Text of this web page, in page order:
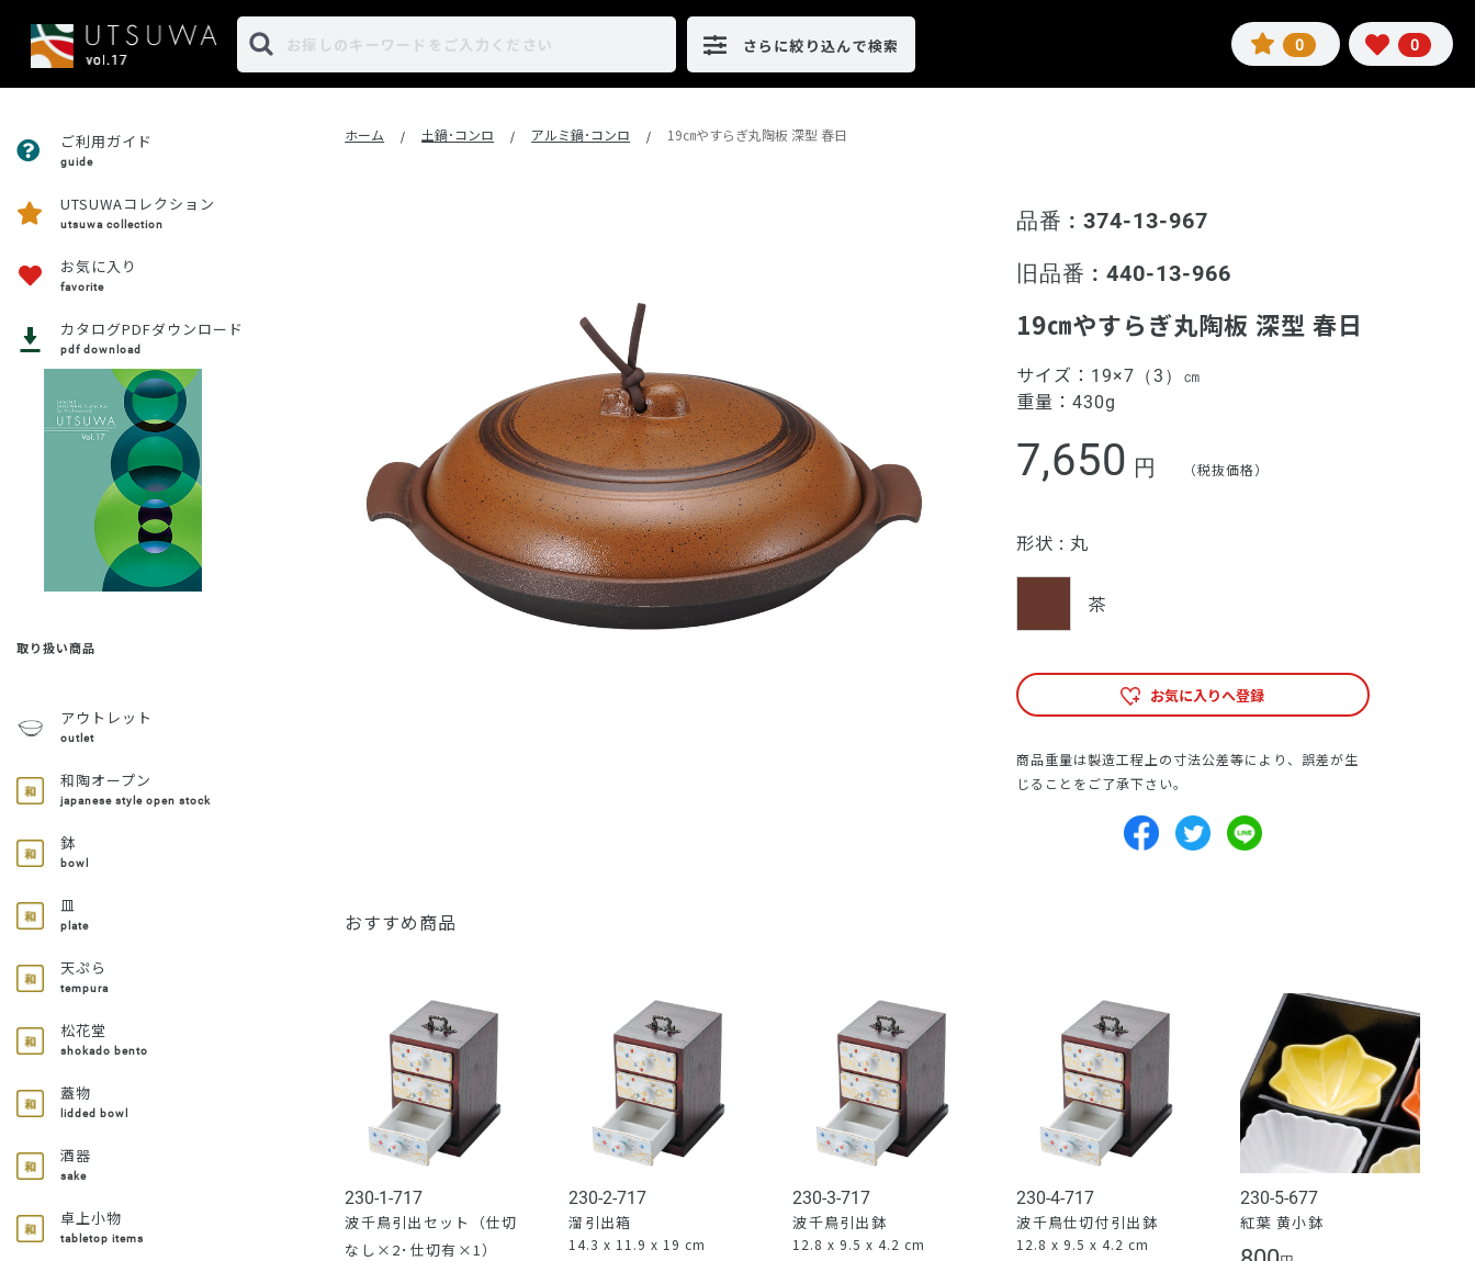
さらに絞り込んで検索 0 0
ご利用ガイド
guide
UTSUWAコレクション
utsuwa collection
お気に入り
favorite
カタログPDFダウンロード
pdf download
取り扱い商品
アウトレット
outlet
和陶オープン
japanese style open stock
鉢
bowl
皿
plate
天ぷら
tempura
松花堂
shokado bento
蓋物
lidded bowl
酒器
sake
卓上小物
tabletop items
ホーム / 土鍋･コンロ / アルミ鍋･コンロ / 19㎝やすらぎ丸陶板 深型 春日
品番 : 374-13-967
旧品番 : 440-13-966
19㎝やすらぎ丸陶板 深型 春日
サイズ： 19×7（3）㎝
重量：430g
7,650 円 （税抜価格）
形状 : 丸
茶
お気に入りへ登録
商品重量は製造工程上の寸法公差等により、誤差が生
じることをご了承下さい。
おすすめ商品
230-1-717
波千鳥引出セット（仕切
なし×2･仕切有×1）
230-2-717
溜引出箱
14.3 x 11.9 x 19 cm
230-3-717
波千鳥引出鉢
12.8 x 9.5 x 4.2 cm
230-4-717
波千鳥仕切付引出鉢
12.8 x 9.5 x 4.2 cm
230-5-677
紅葉 黄小鉢